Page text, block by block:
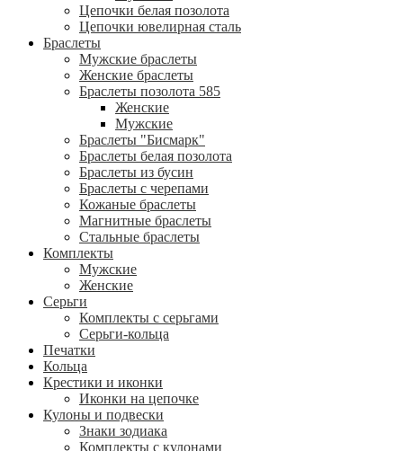
Цепочки белая позолота
Цепочки ювелирная сталь
Браслеты
Мужские браслеты
Женские браслеты
Браслеты позолота 585
Женские
Мужские
Браслеты "Бисмарк"
Браслеты белая позолота
Браслеты из бусин
Браслеты с черепами
Кожаные браслеты
Магнитные браслеты
Стальные браслеты
Комплекты
Мужские
Женские
Серьги
Комплекты с серьгами
Серьги-кольца
Печатки
Кольца
Крестики и иконки
Иконки на цепочке
Кулоны и подвески
Знаки зодиака
Комплекты с кулонами